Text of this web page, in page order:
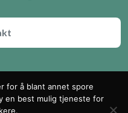
for å blant annet spore
en best mulig tjeneste for